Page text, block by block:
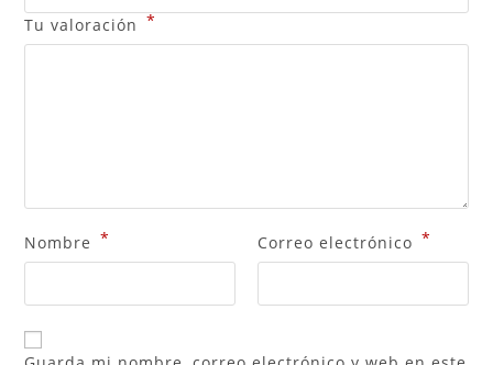
Tu valoración *
Nombre * Correo electrónico *